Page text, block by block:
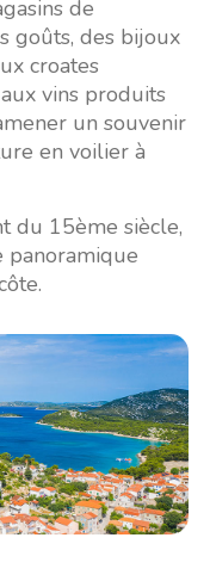
de
goûts, des bijoux
croates
vins produits
un souvenir
en voilier à
du 15ème siècle,